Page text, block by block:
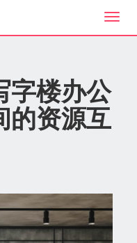
切
换
字楼办公
的资源互